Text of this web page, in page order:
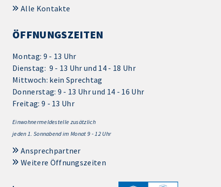
Alle Kontakte
ÖFFNUNGSZEITEN
Montag: 9 - 13 Uhr
Dienstag: 9 - 13 Uhr und 14 - 18 Uhr
Mittwoch: kein Sprechtag
Donnerstag: 9 - 13 Uhr und 14 - 16 Uhr
Freitag: 9 - 13 Uhr
Einwohnermeldestelle zusätzlich
jeden 1. Sonnabend im Monat 9 - 12 Uhr
Ansprechpartner
Weitere Öffnungszeiten